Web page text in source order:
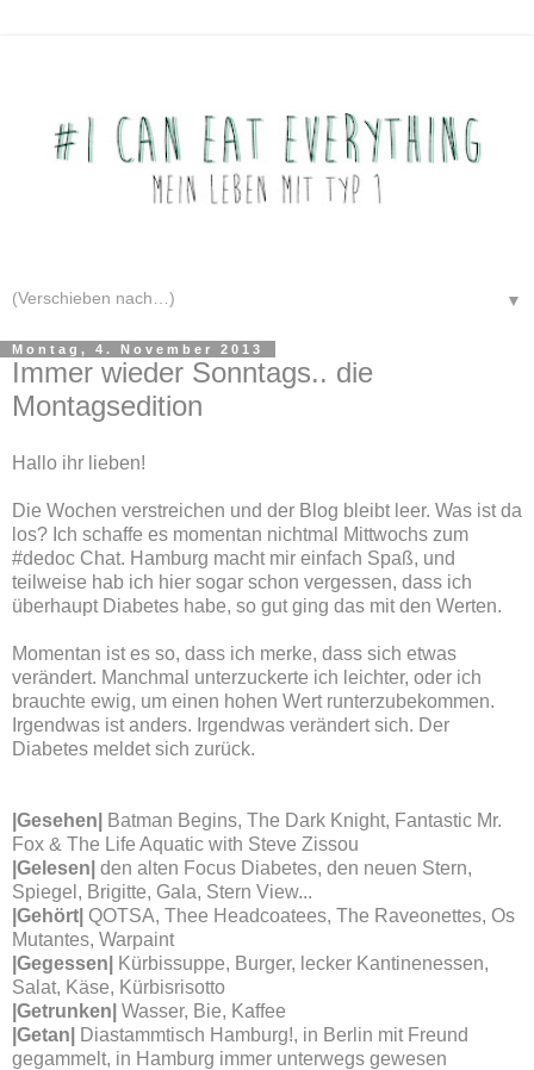
▼
Montag, 4. November 2013
Immer wieder Sonntags.. die
Montagsedition
Hallo ihr lieben!
Die Wochen verstreichen und der Blog bleibt leer. Was ist da
los? Ich schaffe es momentan nichtmal Mittwochs zum
#dedoc Chat. Hamburg macht mir einfach Spaß, und
teilweise hab ich hier sogar schon vergessen, dass ich
überhaupt Diabetes habe, so gut ging das mit den Werten.
Momentan ist es so, dass ich merke, dass sich etwas
verändert. Manchmal unterzuckerte ich leichter, oder ich
brauchte ewig, um einen hohen Wert runterzubekommen.
Irgendwas ist anders. Irgendwas verändert sich. Der
Diabetes meldet sich zurück.
Gesehen
Batman Begins, The Dark Knight, Fantastic Mr.
Fox & The Life Aquatic with Steve Zissou
|Gelesen| den alten Focus Diabetes, den neuen Stern,
Spiegel, Brigitte, Gala, Stern View...
|Gehört| QOTSA, Thee Headcoatees, The Raveonettes, Os
Mutantes, Warpaint
|Gegessen|
Kürbissuppe, Burger, lecker Kantinenessen,
Salat, Käse, Kürbisrisotto
|Getrunken| Wasser, Bie, Kaffee
|Getan|
Diastammtisch Hamburg!, in Berlin mit Freund
gegammelt, in Hamburg immer unterwegs gewesen